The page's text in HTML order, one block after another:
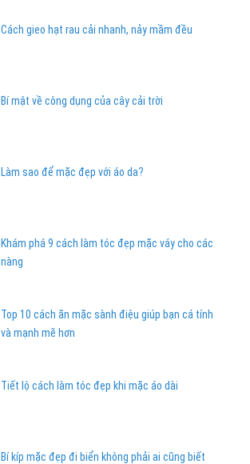
Cách gieo hạt rau cải nhanh, nảy mầm đều
Bí mật về công dụng của cây cải trời
Làm sao để mặc đẹp với áo da?
Khám phá 9 cách làm tóc đẹp mặc váy cho các
nàng
Top 10 cách ăn mặc sành điệu giúp bạn cá tính
và mạnh mẽ hơn
Tiết lộ cách làm tóc đẹp khi mặc áo dài
Bí kíp mặc đẹp đi biển không phải ai cũng biết